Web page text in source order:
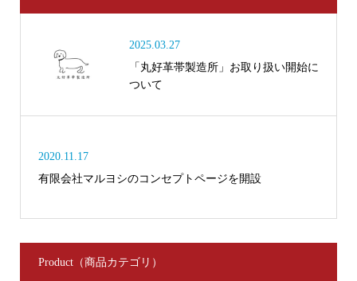
2025.03.27
「丸好革帯製造所」お取り扱い開始に
ついて
2020.11.17
有限会社マルヨシのコンセプトページを開設
Product（商品カテゴリ）